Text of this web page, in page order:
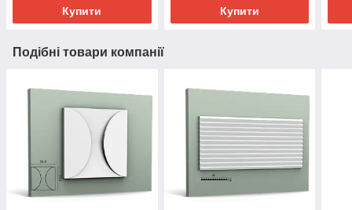
Купити Купити
Подібні товари компанії